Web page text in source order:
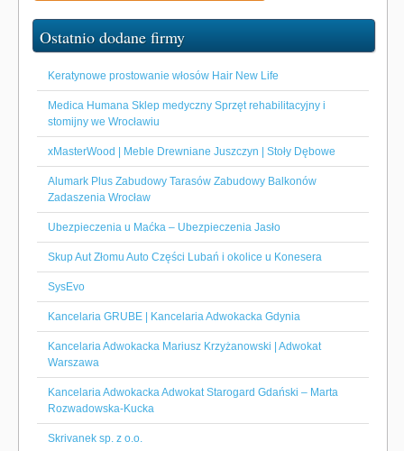
Ostatnio dodane firmy
Keratynowe prostowanie włosów Hair New Life
Medica Humana Sklep medyczny Sprzęt rehabilitacyjny i
stomijny we Wrocławiu
xMasterWood | Meble Drewniane Juszczyn | Stoły Dębowe
Alumark Plus Zabudowy Tarasów Zabudowy Balkonów
Zadaszenia Wrocław
Ubezpieczenia u Maćka – Ubezpieczenia Jasło
Skup Aut Złomu Auto Części Lubań i okolice u Konesera
SysEvo
Kancelaria GRUBE | Kancelaria Adwokacka Gdynia
Kancelaria Adwokacka Mariusz Krzyżanowski | Adwokat
Warszawa
Kancelaria Adwokacka Adwokat Starogard Gdański – Marta
Rozwadowska-Kucka
Skrivanek sp. z o.o.